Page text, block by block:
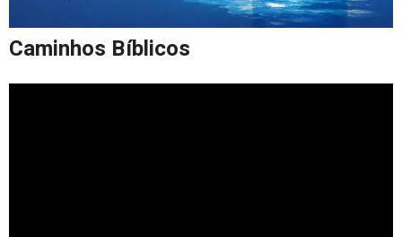
Caminhos Bíblicos